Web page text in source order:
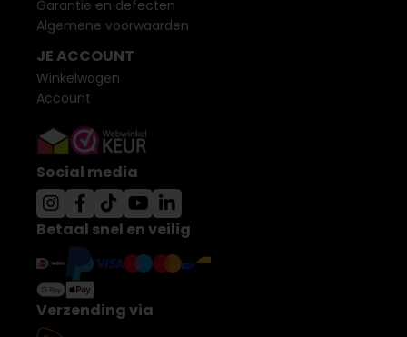
Garantie en defecten
Algemene voorwaarden
JE ACCOUNT
Winkelwagen
Account
Social media
Betaal snel en veilig
Verzending via